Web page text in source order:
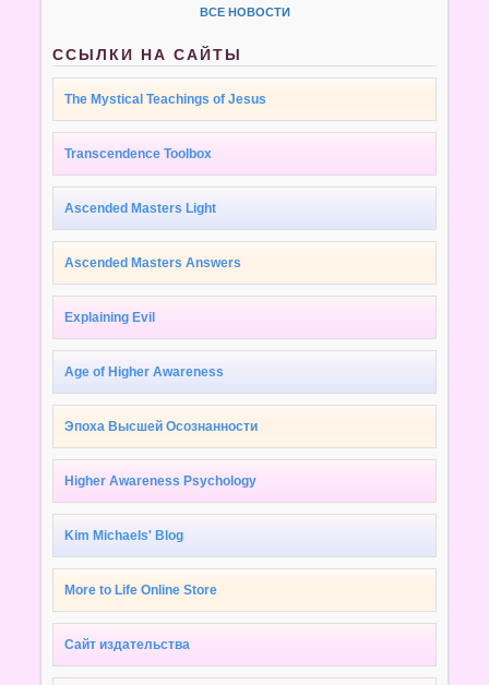
ВСЕ НОВОСТИ
ССЫЛКИ НА САЙТЫ
The Mystical Teachings of Jesus
Transcendence Toolbox
Ascended Masters Light
Ascended Masters Answers
Explaining Evil
Age of Higher Awareness
Эпоха Высшей Осознанности
Higher Awareness Psychology
Kim Michaels' Blog
More to Life Online Store
Сайт издательства